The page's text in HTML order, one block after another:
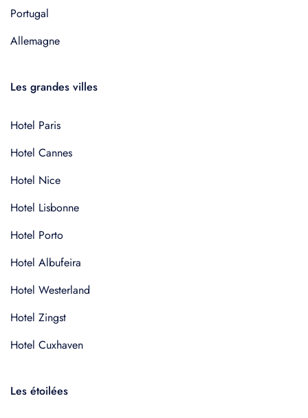
Portugal
Allemagne
Les grandes villes
Hotel Paris
Hotel Cannes
Hotel Nice
Hotel Lisbonne
Hotel Porto
Hotel Albufeira
Hotel Westerland
Hotel Zingst
Hotel Cuxhaven
Les étoilées